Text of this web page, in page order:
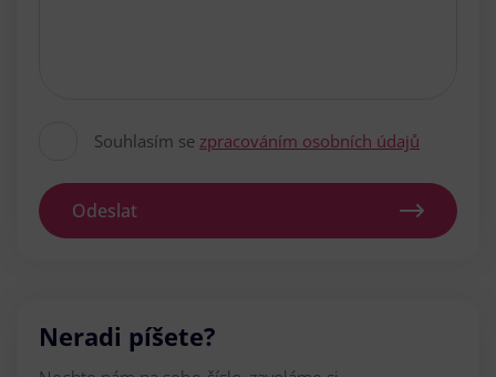
Souhlasím se zpracováním osobních údajů
Odeslat
Neradi píšete?